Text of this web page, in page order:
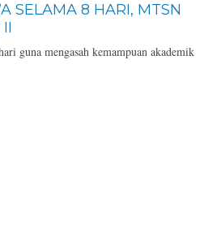
SELAMA 8 HARI, MTSN
guna mengasah kemampuan akademik